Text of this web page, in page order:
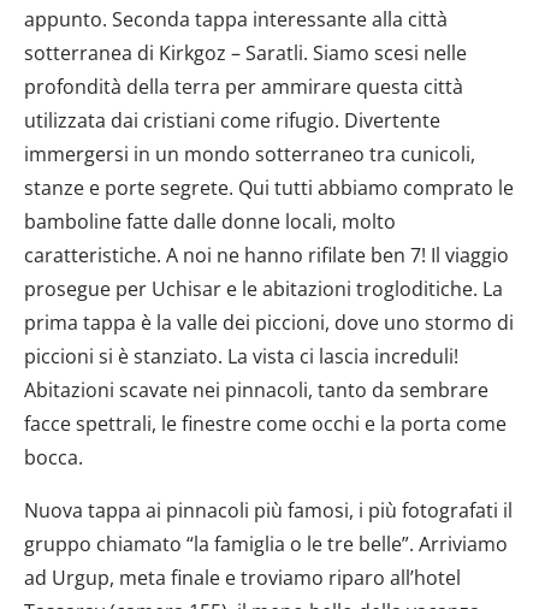
appunto. Seconda tappa interessante alla città
sotterranea di Kirkgoz – Saratli. Siamo scesi nelle
profondità della terra per ammirare questa città
utilizzata dai cristiani come rifugio. Divertente
immergersi in un mondo sotterraneo tra cunicoli,
stanze e porte segrete. Qui tutti abbiamo comprato le
bamboline fatte dalle donne locali, molto
caratteristiche. A noi ne hanno rifilate ben 7! Il viaggio
prosegue per Uchisar e le abitazioni trogloditiche. La
prima tappa è la valle dei piccioni, dove uno stormo di
piccioni si è stanziato. La vista ci lascia increduli!
Abitazioni scavate nei pinnacoli, tanto da sembrare
facce spettrali, le finestre come occhi e la porta come
bocca.
Nuova tappa ai pinnacoli più famosi, i più fotografati il
gruppo chiamato “la famiglia o le tre belle”. Arriviamo
ad Urgup, meta finale e troviamo riparo all’hotel